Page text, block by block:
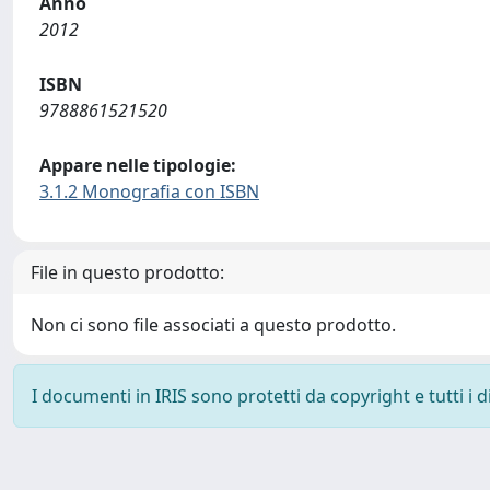
2012
ISBN
9788861521520
Appare nelle tipologie:
3.1.2 Monografia con ISBN
File in questo prodotto:
Non ci sono file associati a questo prodotto.
I documenti in IRIS sono protetti da copyright e tutti i